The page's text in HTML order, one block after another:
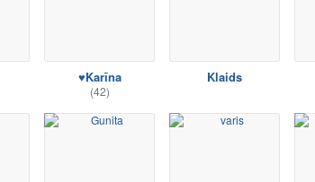
♥Karīna
(42)
Klaids